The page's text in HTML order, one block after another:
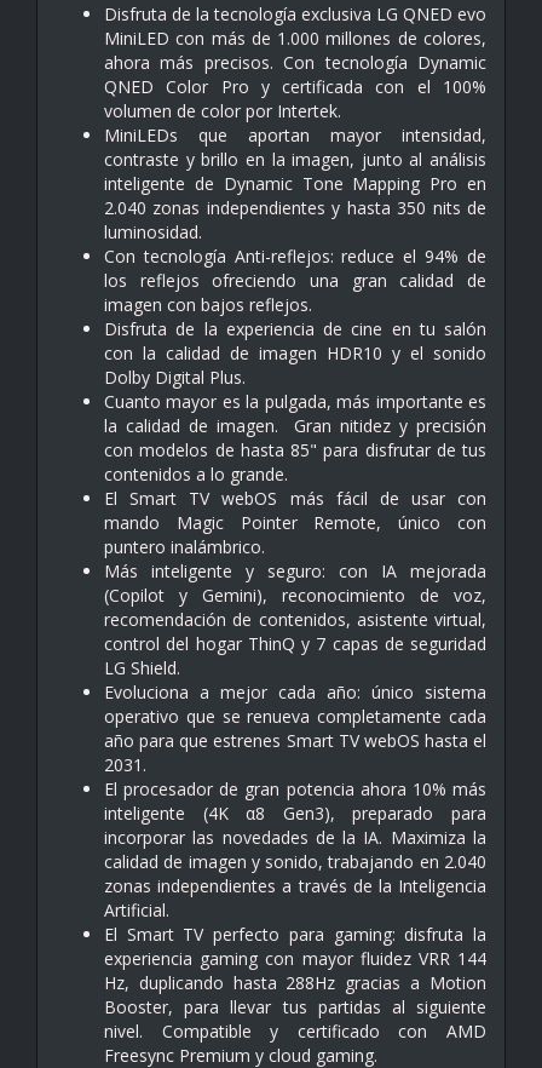
Disfruta de la tecnología exclusiva LG QNED evo
MiniLED con más de 1.000 millones de colores,
ahora más precisos. Con tecnología Dynamic
QNED Color Pro y certificada con el 100%
volumen de color por Intertek.
MiniLEDs que aportan mayor intensidad,
contraste y brillo en la imagen, junto al análisis
inteligente de Dynamic Tone Mapping Pro en
2.040 zonas independientes y hasta 350 nits de
luminosidad.
Con tecnología Anti-reflejos: reduce el 94% de
los reflejos ofreciendo una gran calidad de
imagen con bajos reflejos.
Disfruta de la experiencia de cine en tu salón
con la calidad de imagen HDR10 y el sonido
Dolby Digital Plus.
Cuanto mayor es la pulgada, más importante es
la calidad de imagen. Gran nitidez y precisión
con modelos de hasta 85" para disfrutar de tus
contenidos a lo grande.
El Smart TV webOS más fácil de usar con
mando Magic Pointer Remote, único con
puntero inalámbrico.
Más inteligente y seguro: con IA mejorada
(Copilot y Gemini), reconocimiento de voz,
recomendación de contenidos, asistente virtual,
control del hogar ThinQ y 7 capas de seguridad
LG Shield.
Evoluciona a mejor cada año: único sistema
operativo que se renueva completamente cada
año para que estrenes Smart TV webOS hasta el
2031.
El procesador de gran potencia ahora 10% más
inteligente (4K α8 Gen3), preparado para
incorporar las novedades de la IA. Maximiza la
calidad de imagen y sonido, trabajando en 2.040
zonas independientes a través de la Inteligencia
Artificial.
El Smart TV perfecto para gaming: disfruta la
experiencia gaming con mayor fluidez VRR 144
Hz, duplicando hasta 288Hz gracias a Motion
Booster, para llevar tus partidas al siguiente
nivel. Compatible y certificado con AMD
Freesync Premium y cloud gaming.